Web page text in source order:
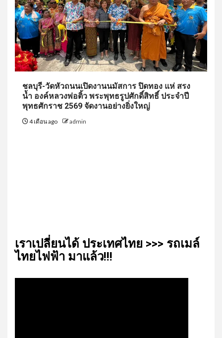
ชลบุรี-วัดหัวถนนเปิดงานนมัสการ ปิดทอง แห่ สรง
น้ำ องค์หลวงพ่อติ้ว พระพุทธรูปศักดิ์สิทธิ์ ประจำปี
พุทธศักราช 2569 จัดงานอย่างยิ่งใหญ่
4 เดือน ago admin
เรา​เปลี่ยน​ได้​ ประเทศ​ไทย​ >>> รถเมล์​
ไทย​ไฟฟ้า​ มาแล้ว!!!